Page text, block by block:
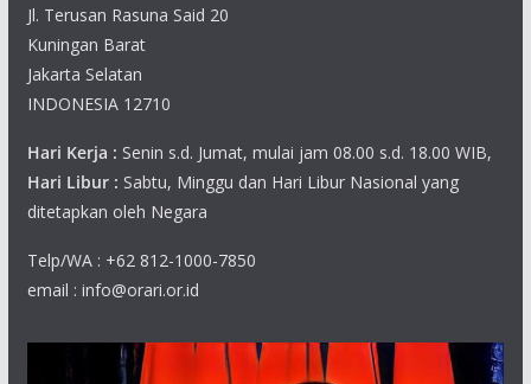
Jl. Terusan Rasuna Said 20
Kuningan Barat
Jakarta Selatan
INDONESIA 12710
Hari Kerja : Senin s.d. Jumat, mulai jam 08.00 s.d. 18.00 WIB,
Hari Libur : Sabtu, Minggu dan Hari Libur Nasional yang
ditetapkan oleh Negara
Telp/WA : +62 812-1000-7850
email : info@orari.or.id